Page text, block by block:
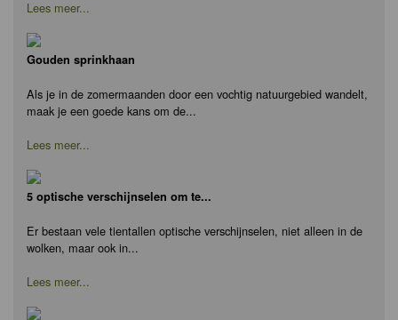
Lees meer...
Gouden sprinkhaan
Als je in de zomermaanden door een vochtig natuurgebied wandelt,
maak je een goede kans om de...
Lees meer...
5 optische verschijnselen om te...
Er bestaan vele tientallen optische verschijnselen, niet alleen in de
wolken, maar ook in...
Lees meer...